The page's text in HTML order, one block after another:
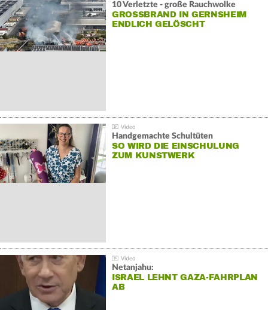
10 Verletzte - große Rauchwolke
GROSSBRAND IN GERNSHEIM E
NDLICH GELÖSCHT
Handgemachte Schultüten
SO WIRD DIE EINSCHULUNG
ZUM KUNSTWERK
Netanjahu:
ISRAEL LEHNT GAZA-FAHRPLAN
AB